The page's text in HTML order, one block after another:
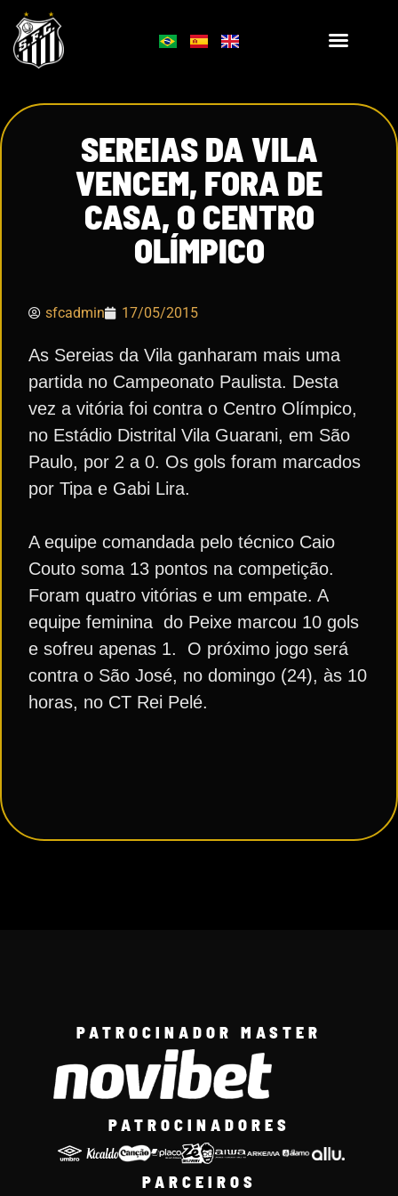
SEREIAS DA VILA
VENCEM, FORA DE
CASA, O CENTRO
OLÍMPICO
sfcadmin 17/05/2015
As Sereias da Vila ganharam mais uma
partida no Campeonato Paulista. Desta
vez a vitória foi contra o Centro Olímpico,
no Estádio Distrital Vila Guarani, em São
Paulo, por 2 a 0. Os gols foram marcados
por Tipa e Gabi Lira.
A equipe comandada pelo técnico Caio
Couto soma 13 pontos na competição.
Foram quatro vitórias e um empate. A
equipe feminina do Peixe marcou 10 gols
e sofreu apenas 1. O próximo jogo será
contra o São José, no domingo (24), às 10
horas, no CT Rei Pelé.
PATROCINADOR MASTER
PATROCINADORES
PARCEIROS